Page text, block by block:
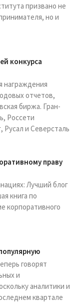
призвано не
но и
конкурса
награждения
отчетов,
биржа. Гран-
Россети
Русал и Северсталь
праву
Лучший блог
книга по
корпоративного
говорят
и
аналитики и
квартале